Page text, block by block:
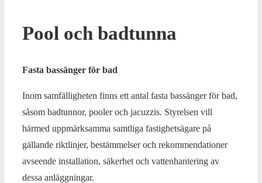
Pool och badtunna
Fasta bassänger för bad
Inom samfälligheten finns ett antal fasta bassänger för bad,
såsom badtunnor, pooler och jacuzzis. Styrelsen vill
härmed uppmärksamma samtliga fastighetsägare på
gällande riktlinjer, bestämmelser och rekommendationer
avseende installation, säkerhet och vattenhantering av
dessa anläggningar.